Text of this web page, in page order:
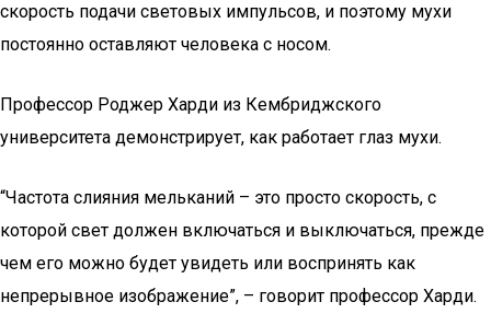
скорость подачи световых импульсов, и поэтому мухи
постоянно оставляют человека с носом.
Профессор Роджер Харди из Кембриджского
университета демонстрирует, как работает глаз мухи.
“Частота слияния мельканий – это просто скорость, с
которой свет должен включаться и выключаться, прежде
чем его можно будет увидеть или воспринять как
непрерывное изображение”, – говорит профессор Харди.